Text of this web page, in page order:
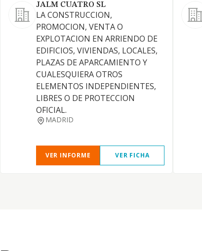
JALM CUATRO SL
LA CONSTRUCCION,
PROMOCION, VENTA O
EXPLOTACION EN ARRIENDO DE
EDIFICIOS, VIVIENDAS, LOCALES,
PLAZAS DE APARCAMIENTO Y
CUALESQUIERA OTROS
ELEMENTOS INDEPENDIENTES,
LIBRES O DE PROTECCION
OFICIAL.
MADRID
VER INFORME VER FICHA